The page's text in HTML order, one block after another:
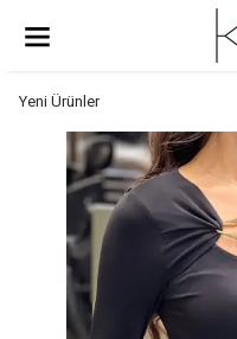
Yeni Ürünler